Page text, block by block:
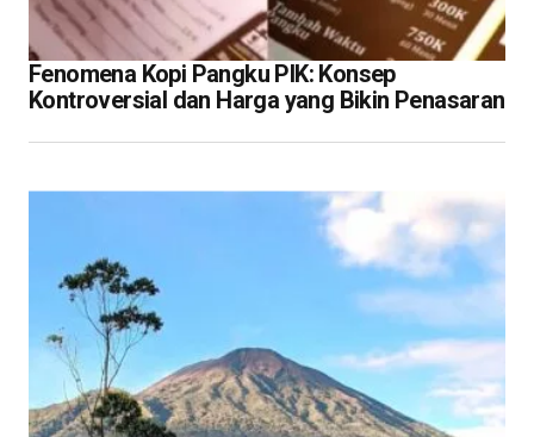
Fenomena Kopi Pangku PIK: Konsep
Kontroversial dan Harga yang Bikin Penasaran